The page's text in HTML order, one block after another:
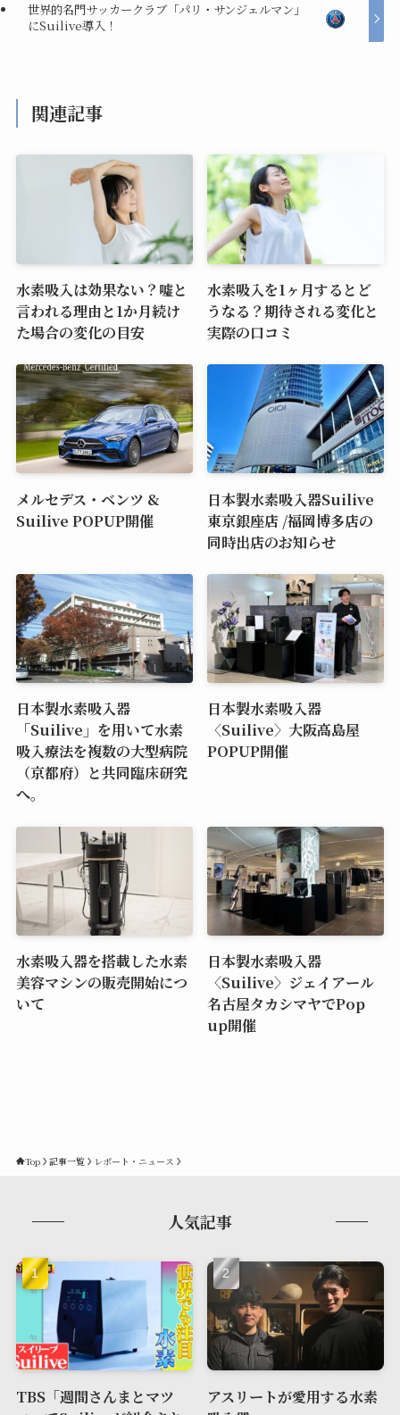
世界的名門サッカークラブ「パリ・サンジェルマン」
にSuilive導入！
関連記事
水素吸入は効果ない？嘘と
言われる理由と1か月続け
た場合の変化の目安
水素吸入を1ヶ月するとど
うなる？期待される変化と
実際の口コミ
メルセデス・ベンツ &
Suilive POPUP開催
日本製水素吸入器Suilive
東京銀座店 /福岡博多店の
同時出店のお知らせ
日本製水素吸入器
「Suilive」を用いて水素
吸入療法を複数の大型病院
（京都府）と共同臨床研究
へ。
日本製水素吸入器
〈Suilive〉大阪高島屋
POPUP開催
水素吸入器を搭載した水素
美容マシンの販売開始につ
いて
日本製水素吸入器
〈Suilive〉ジェイアール
名古屋タカシマヤでPop
up開催
Top 記事一覧 レポート・ニュース
人気記事
TBS「週間さんまとマツ
アスリートが愛用する水素